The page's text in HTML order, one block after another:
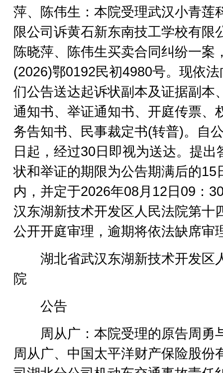
萍、陈伟生：本院受理武汉小青莲
限公司诉黄石新东南技工学校有限
陈晓萍、陈伟生买卖合同纠纷一案
(2026)鄂0192民初4980号。现依法
们公告送达起诉状副本及证据副本
通知书、举证通知书、开庭传票、
务告知书、民事裁定书(转普)。自
日起，经过30日即视为送达。提出
状和举证的期限为公告期满后的15
内，并定于2026年08月12日09：
汉东湖新技术开发区人民法院第十
公开开庭审理，逾期将依法缺席审
湖北省武汉东湖新技术开发区
院
公告
周从广：本院受理的原告周勇
周从广、中国太平洋财产保险股份